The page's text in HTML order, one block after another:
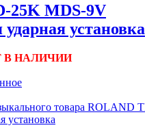
25K MDS-9V
установка
В НАЛИЧИИ